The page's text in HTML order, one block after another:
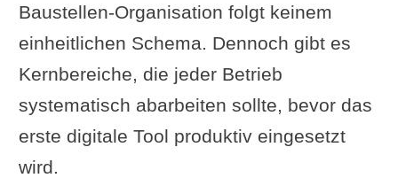
Baustellen-Organisation folgt keinem
einheitlichen Schema. Dennoch gibt es
Kernbereiche, die jeder Betrieb
systematisch abarbeiten sollte, bevor das
erste digitale Tool produktiv eingesetzt
wird.